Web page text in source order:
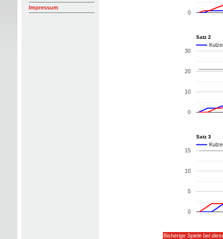
Impressum
0
Satz 2
0
10
20
30
Satz 3
0
5
10
15
Bisherige Spiele bei